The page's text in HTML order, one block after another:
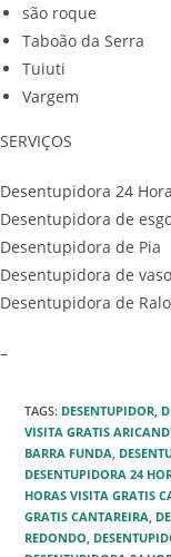
são roque
Taboão da Serra
Tuiuti
Vargem
SERVIÇOS
Desentupidora 24
Desentupidora de
Desentupidora de Pia
Desentupidora de
Desentupidora de
–
TAGS: DESENTUPIDOR,
VISITA GRATIS
BARRA FUNDA,
DESENTUPIDORA 24
HORAS VISITA GRATIS
GRATIS CANTAREIRA,
REDONDO‎,